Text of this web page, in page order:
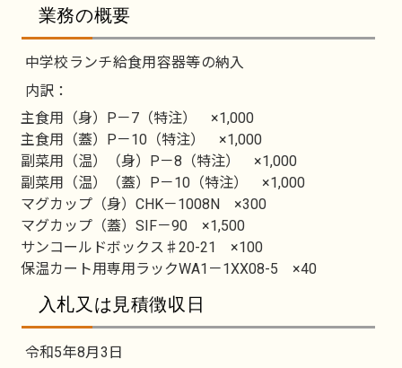
業務の概要
中学校ランチ給食用容器等の納入
内訳：
主食用（身）P－7（特注） ×1,000
主食用（蓋）P－10（特注） ×1,000
副菜用（温）（身）P－8（特注） ×1,000
副菜用（温）（蓋）P－10（特注） ×1,000
マグカップ（身）CHK－1008N ×300
マグカップ（蓋）SIF－90 ×1,500
サンコールドボックス♯20-21 ×100
保温カート用専用ラックWA1－1XX08-5 ×40
入札又は見積徴収日
令和5年8月3日